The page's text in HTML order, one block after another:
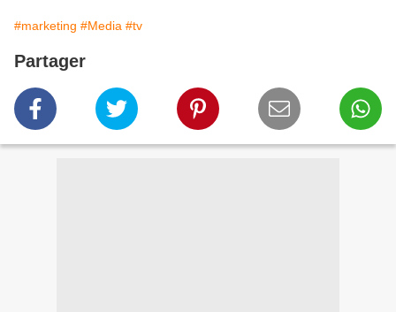
#marketing #Media #tv
Partager